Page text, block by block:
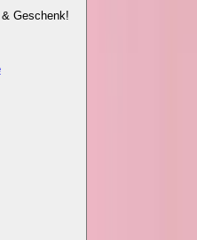
Geschenk!